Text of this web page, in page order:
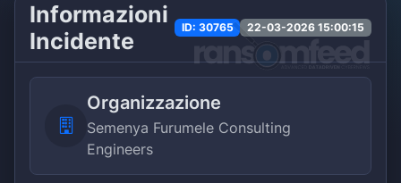
Informazioni
Incidente
ID: 30765 22-03-2026 15:00:15
Organizzazione
Semenya Furumele Consulting
Engineers